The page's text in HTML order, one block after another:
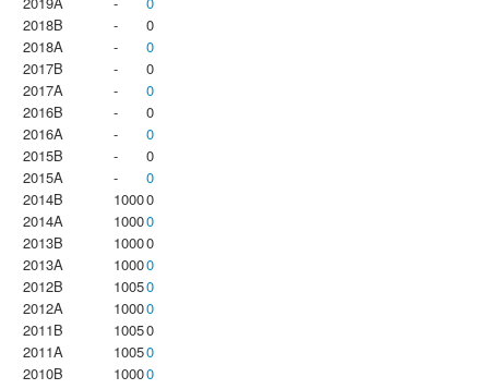
2018B
-
0
2018A
-
0
2017B
-
0
2017A
-
0
2016B
-
0
2016A
-
0
2015B
-
0
2015A
-
0
2014B
10000
2014A
10000
2013B
10000
2013A
10000
2012B
10050
2012A
10000
2011B
10050
2011A
10050
2010B
10000